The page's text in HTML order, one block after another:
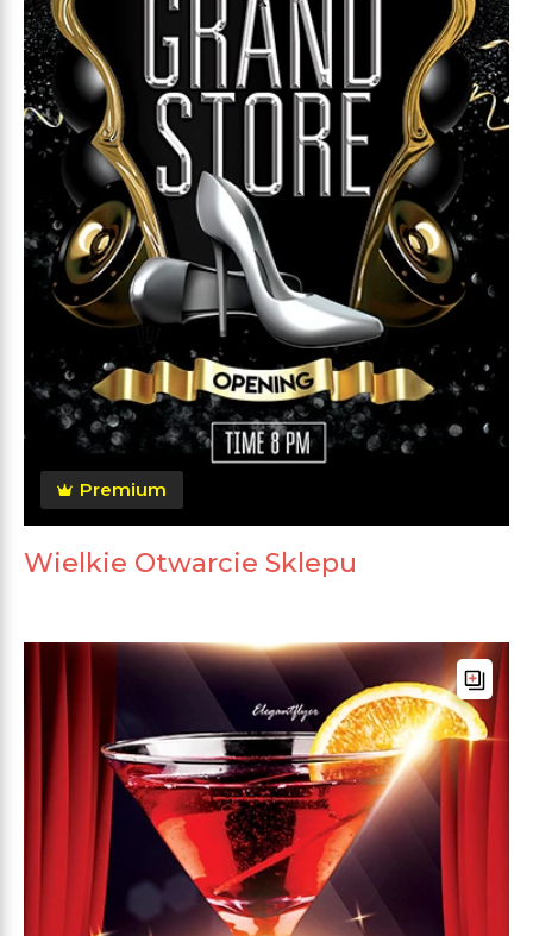
Premium
Wielkie Otwarcie Sklepu